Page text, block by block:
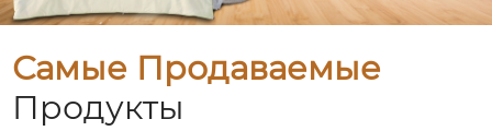
Самые Продаваемые
Продукты